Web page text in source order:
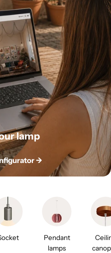
lamp
->
Pendant
lamps